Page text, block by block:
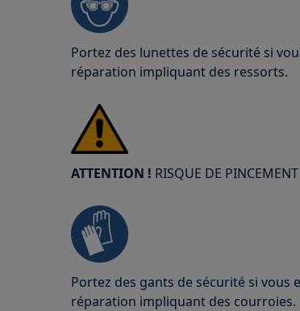
Portez des lunettes de sécurité si
réparation impliquant des ressorts.
ATTENTION ! RISQUE DE PINCEMENT
Portez des gants de sécurité si vous
réparation impliquant des courroies.